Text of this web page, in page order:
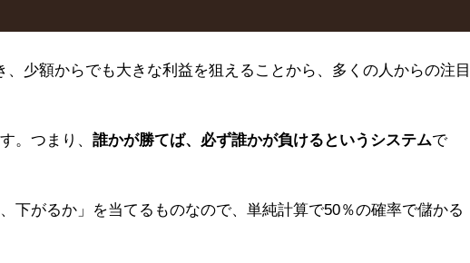
少額からでも大きな利益を狙えることから、多くの人からの注目
。つまり、 誰かが勝てば、必ず誰かが負けるというシステムで
下がるか」を当てるものなので、単純計算で50％の確率で儲かる